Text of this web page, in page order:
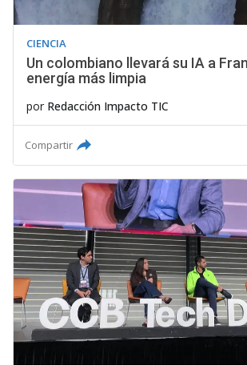
CIENCIA
Un colombiano llevará su IA a
energía más limpia
por Redacción Impacto TIC
Compartir